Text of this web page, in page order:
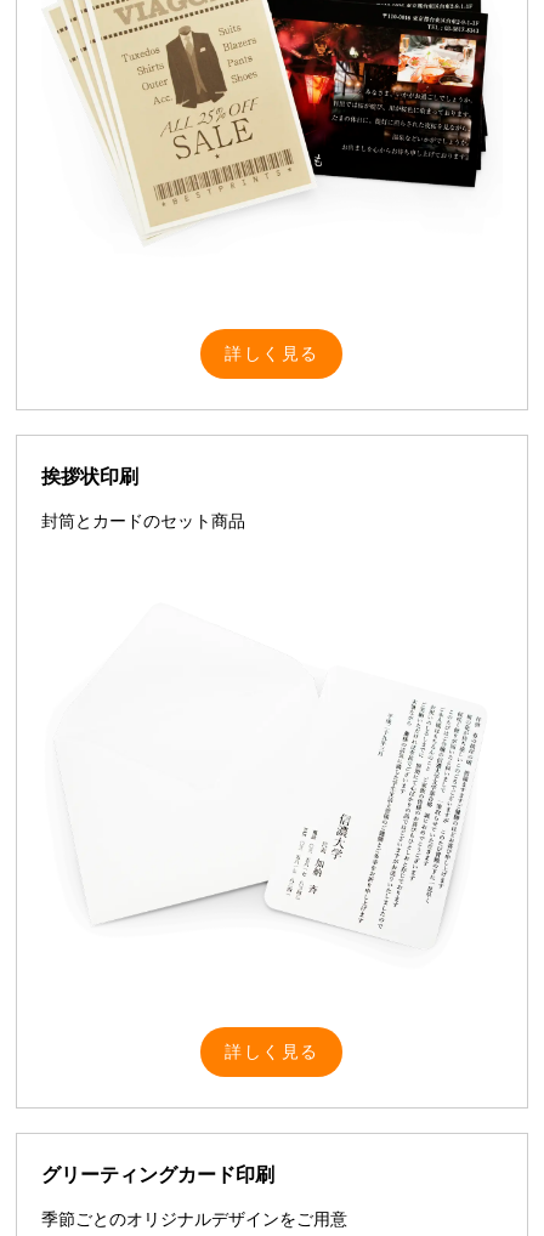
詳しく見る
挨拶状印刷
封筒とカードのセット商品
詳しく見る
グリーティングカード印刷
季節ごとのオリジナルデザインをご用意